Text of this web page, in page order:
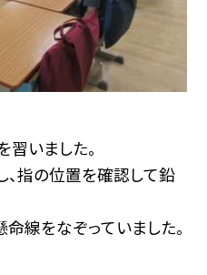
いました。
指の位置を確認して鉛
線をなぞっていました。